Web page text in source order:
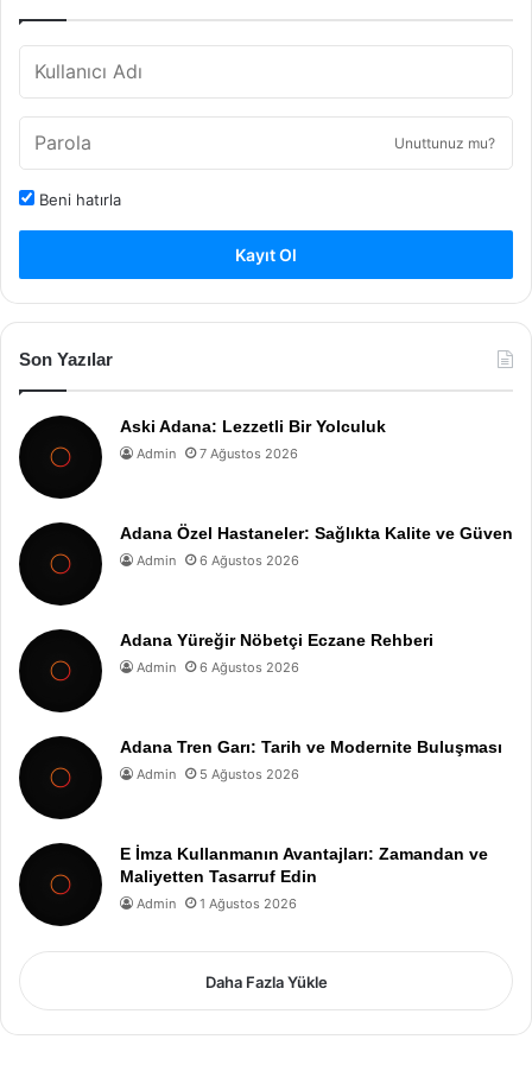
Unuttunuz mu?
Beni hatırla
Kayıt Ol
Son Yazılar
Aski Adana: Lezzetli Bir Yolculuk
Admin 7 Ağustos 2026
Adana Özel Hastaneler: Sağlıkta Kalite ve Güven
Admin 6 Ağustos 2026
Adana Yüreğir Nöbetçi Eczane Rehberi
Admin 6 Ağustos 2026
Adana Tren Garı: Tarih ve Modernite Buluşması
Admin 5 Ağustos 2026
E İmza Kullanmanın Avantajları: Zamandan ve
Maliyetten Tasarruf Edin
Admin 1 Ağustos 2026
Daha Fazla Yükle